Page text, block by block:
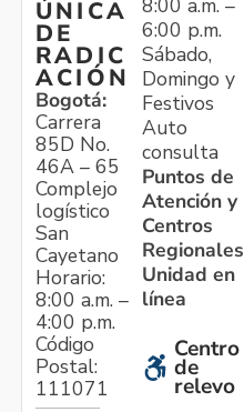
ÚNICA
DE
RADIC
ACIÓN
Bogotá:
Carrera
85D No.
46A – 65
Complejo
logístico
San
Cayetano
Horario:
8:00 a.m. –
4:00 p.m.
Código
Postal:
111071
8:00 a.m. –
6:00 p.m.
Sábado,
Domingo y
Festivos
Auto
consulta
Puntos de
Atención y
Centros
Regionales
Unidad en
línea
Centro
de
relevo